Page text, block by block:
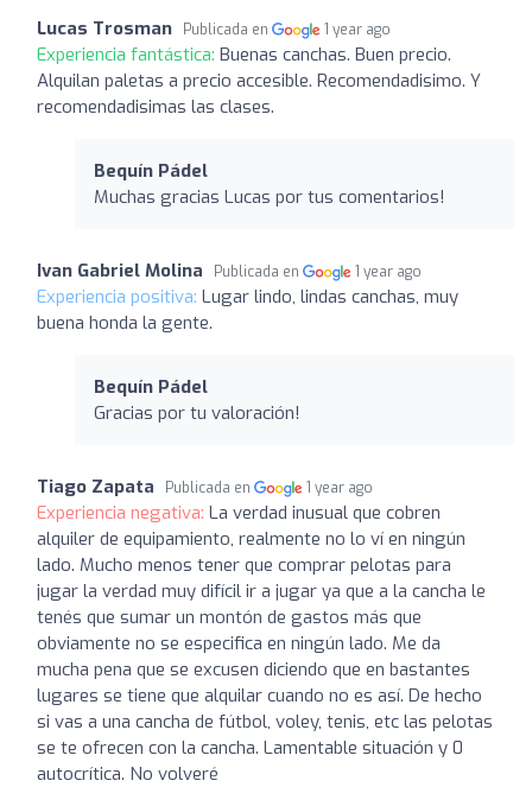
Lucas Trosman Publicada en 1 year ago
Experiencia fantástica: Buenas canchas. Buen precio.
Alquilan paletas a precio accesible. Recomendadisimo. Y
recomendadisimas las clases.
Bequín Pádel
Muchas gracias Lucas por tus comentarios!
Ivan Gabriel Molina Publicada en 1 year ago
Experiencia positiva: Lugar lindo, lindas canchas, muy
buena honda la gente.
Bequín Pádel
Gracias por tu valoración!
Tiago Zapata Publicada en 1 year ago
Experiencia negativa: La verdad inusual que cobren
alquiler de equipamiento, realmente no lo ví en ningún
lado. Mucho menos tener que comprar pelotas para
jugar la verdad muy difícil ir a jugar ya que a la cancha le
tenés que sumar un montón de gastos más que
obviamente no se especifica en ningún lado. Me da
mucha pena que se excusen diciendo que en bastantes
lugares se tiene que alquilar cuando no es así. De hecho
si vas a una cancha de fútbol, voley, tenis, etc las pelotas
se te ofrecen con la cancha. Lamentable situación y 0
autocrítica. No volveré